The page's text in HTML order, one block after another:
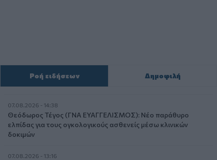
Ροή ειδήσεων Δημοφιλή
07.08.2026 - 14:38
Θεόδωρος Τέγος (ΓΝΑ ΕΥΑΓΓΕΛΙΣΜΟΣ): Νέο παράθυρο
ελπίδας για τους ογκολογικούς ασθενείς μέσω κλινικών
δοκιμών
07.08.2026 - 13:16